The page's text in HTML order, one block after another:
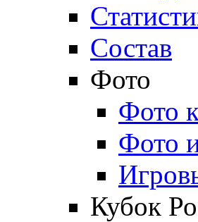
Состав
Фото
Фото
Фото
Кубок